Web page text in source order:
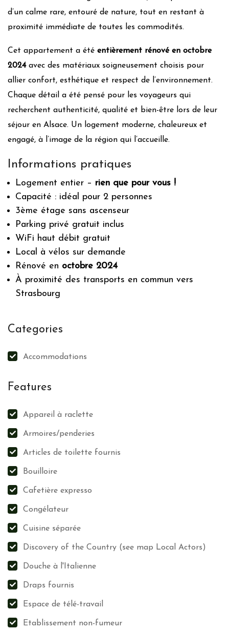
d’un calme rare, entouré de nature, tout en restant à
proximité immédiate de toutes les commodités.
Cet appartement a été entièrement rénové en octobre
2024avec des matériaux soigneusement choisis pour
allier confort, esthétique et respect de l’environnement.
Chaque détail a été pensé pour les voyageurs qui
recherchent authenticité, qualité et bien-être lors de leur
séjour en Alsace. Un logement moderne, chaleureux et
engagé, à l’image de la région qui l’accueille.
Informations pratiques
Logement entier – rien que pour vous !
Capacité : idéal pour 2 personnes
3ème étage sans ascenseur
Parking privé gratuit inclus
WiFi haut débit gratuit
Local à vélos sur demande
Rénové en octobre 2024
À proximité des transports en commun vers
Strasbourg
Categories
Accommodations
Features
Appareil à raclette
Armoires/penderies
Articles de toilette fournis
Bouilloire
Cafetière expresso
Congélateur
Cuisine séparée
Discovery of the Country (see map Local Actors)
Douche à l'Italienne
Draps fournis
Espace de télé-travail
Etablissement non-fumeur